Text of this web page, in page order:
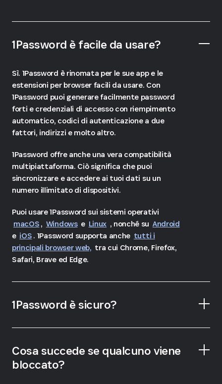
1Password è facile da usare?
Sì. 1Password è rinomata per le sue app e le
estensioni per browser facili da usare. Con
1Password puoi generare facilmente password
forti e credenziali di accesso con riempimento
automatico, codici di autenticazione a due
fattori, indirizzi e molto altro.
1Password offre anche una vera compatibilità
multipiattaforma. Ciò significa che puoi
sincronizzare e accedere ai tuoi dati su un
numero illimitato di dispositivi.
Puoi usare 1Password sui sistemi operativi
macOS, Windows e Linux , nonché su Android
e iOS. 1Password supporta anche tutti i
principali browser web, tra cui Chrome, Firefox,
Safari, Brave ed Edge.
1Password è sicuro?
di sicurezza che non ha rivali sul mercato
Cosa succede se qualcuno viene
bloccato?